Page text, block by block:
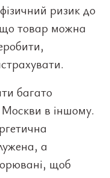
ризик до
товар можна
багато
Москви в іншому.
а
щоб